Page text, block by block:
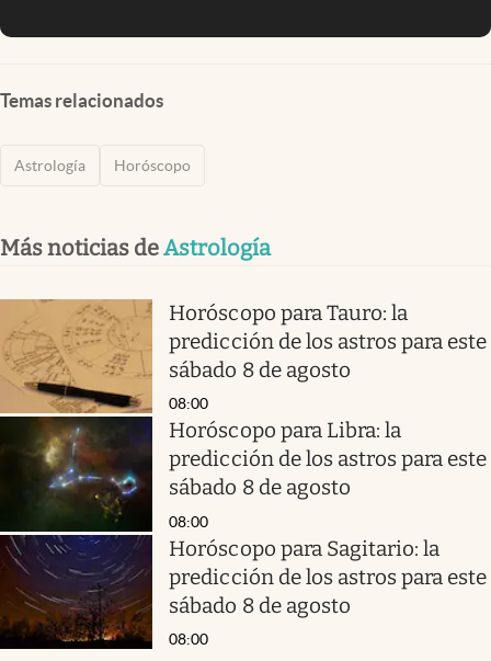
Temas relacionados
Astrología Horóscopo
Más noticias deAstrología
Horóscopo para Tauro: la
predicción de los astros para este
sábado 8 de agosto
08:00
Horóscopo para Libra: la
predicción de los astros para este
sábado 8 de agosto
08:00
Horóscopo para Sagitario: la
predicción de los astros para este
sábado 8 de agosto
08:00